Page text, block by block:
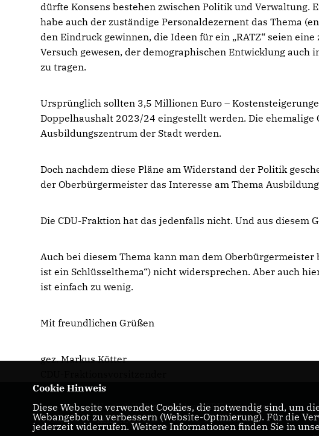
dürfte Konsens bestehen zwischen Politik und Verwaltung.
habe auch der zuständige Personaldezernent das Thema
den Eindruck gewinnen, die Ideen für ein „RATZ“ seien
Versuch gewesen, der demographischen Entwicklung auch
zu tragen.
Ursprünglich sollten 3,5 Millionen Euro –
Doppelhaushalt 2023/24 eingestellt werden. Die
Ausbildungszentrum der Stadt werden.
Doch nachdem diese Pläne am Widerstand der Politik
der Oberbürgermeister das Interesse am Thema
Die CDU-Fraktion hat das jedenfalls nicht. Und aus diesem
Auch bei diesem Thema kann man dem
ist ein Schlüsselthema“) nicht widersprechen. Aber auch
ist einfach zu wenig.
Mit freundlichen Grüßen
gez. Markus Kötter
Herzlich Willkommen beim CDU Kreisverband
Remscheid
Cookie Hinweis
Diese Webseite verwendet Cookies, die notwendig sind, um
Webangebot zu verbessern (Website-Optmierung). Für die
jederzeit widerrufen. Weitere Informationen finden Sie in